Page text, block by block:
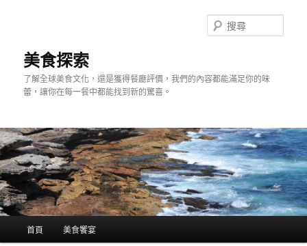
美食探索
了解全球美食文化，還是獲得餐廳評價，我們的內容都能滿足你的味
蕾，讓你在每一餐中都能找到新的驚喜。
尋
首頁 美食饗宴